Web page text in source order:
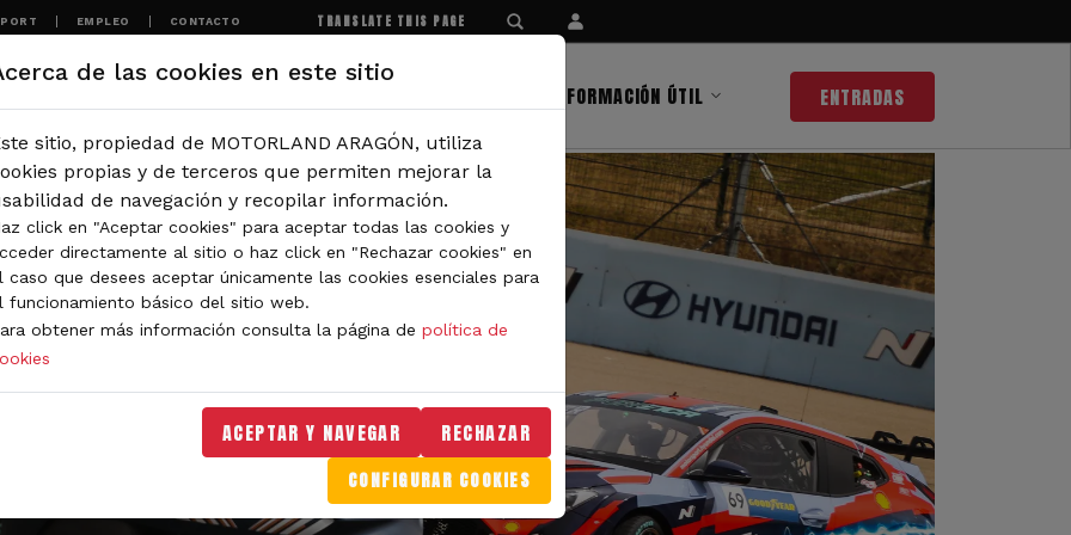
EMPLEO CONTACTO TRANSLATE THIS PAGE
INFORMACIÓN ÚTIL ENTRADAS
de las cookies en este sitio
sitio, propiedad de MOTORLAND ARAGÓN, utiliza
propias y de terceros que permiten mejorar la
de navegación y recopilar información.
click en "Aceptar cookies" para aceptar todas las cookies y
directamente al sitio o haz click en "Rechazar cookies" en
caso que desees aceptar únicamente las cookies esenciales para
funcionamiento básico del sitio web.
obtener más información consulta la página de política de
ACEPTAR Y NAVEGAR RECHAZAR
CONFIGURAR COOKIES